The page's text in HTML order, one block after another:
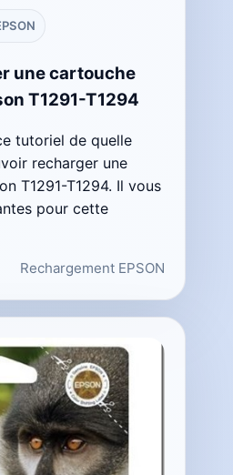
une cartouche
T1291-T1294
tutoriel de quelle
recharger une
T1291-T1294. Il vous
pour cette
Rechargement EPSON